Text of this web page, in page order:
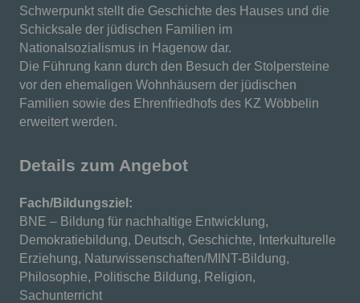
Schwerpunkt stellt die Geschichte des Hauses und die
Schicksale der jüdischen Familien im
Nationalsozialismus in Hagenow dar.
Die Führung kann durch den Besuch der Stolpersteine
vor den ehemaligen Wohnhäusern der jüdischen
Familien sowie des Ehrenfriedhofs des KZ Wöbbelin
erweitert werden.
Details zum Angebot
Fach/Bildungsziel:
BNE – Bildung für nachhaltige Entwicklung,
Demokratiebildung, Deutsch, Geschichte, Interkulturelle
Erziehung, Naturwissenschaften/MINT-Bildung,
Philosophie, Politische Bildung, Religion,
Sachunterricht